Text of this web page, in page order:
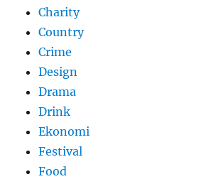
Charity
Country
Crime
Design
Drama
Drink
Ekonomi
Festival
Food